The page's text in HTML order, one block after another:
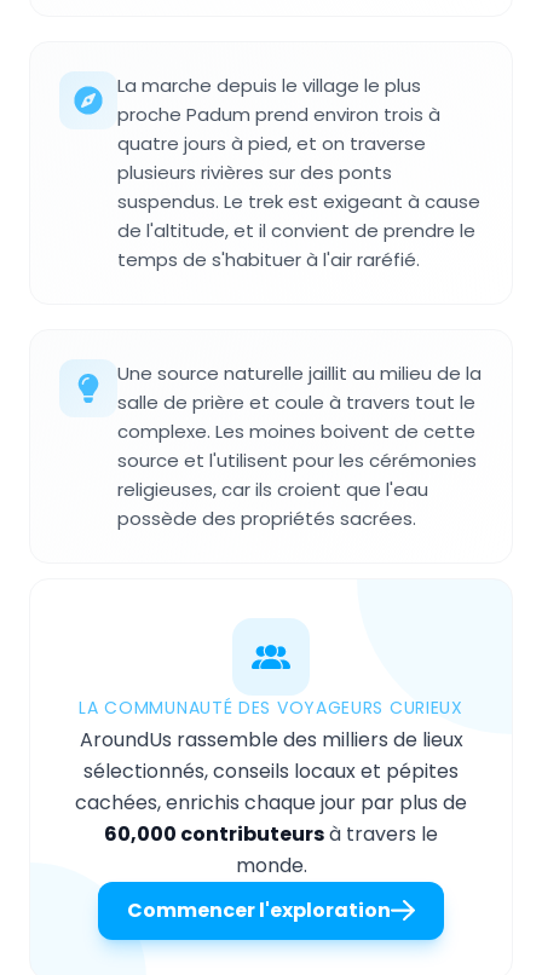
La marche depuis le village le plus
proche Padum prend environ trois à
quatre jours à pied, et on traverse
plusieurs rivières sur des ponts
suspendus. Le trek est exigeant à cause
de l'altitude, et il convient de prendre le
temps de s'habituer à l'air raréfié.
Une source naturelle jaillit au milieu de la
salle de prière et coule à travers tout le
complexe. Les moines boivent de cette
source et l'utilisent pour les cérémonies
religieuses, car ils croient que l'eau
possède des propriétés sacrées.
LA COMMUNAUTÉ DES VOYAGEURS CURIEUX
AroundUs rassemble des milliers de lieux
sélectionnés, conseils locaux et pépites
cachées, enrichis chaque jour par plus de
60,000 contributeursà travers le
monde.
Commencer l'exploration